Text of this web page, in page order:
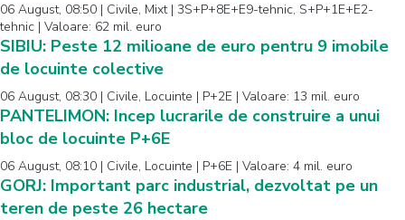
06 August, 08:50 | Civile, Mixt | 3S+P+8E+E9-tehnic, S+P+1E+E2-
tehnic | Valoare: 62 mil. euro
SIBIU: Peste 12 milioane de euro pentru 9 imobile
de locuinte colective
06 August, 08:30 | Civile, Locuinte | P+2E | Valoare: 13 mil. euro
PANTELIMON: Incep lucrarile de construire a unui
bloc de locuinte P+6E
06 August, 08:10 | Civile, Locuinte | P+6E | Valoare: 4 mil. euro
GORJ: Important parc industrial, dezvoltat pe un
teren de peste 26 hectare